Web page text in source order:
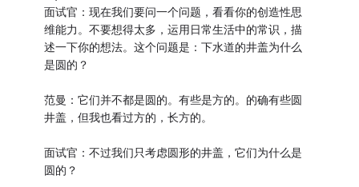
面试官：现在我们要问一个问题，看看你的创造性思
维能力。不要想得太多，运用日常生活中的常识，描
述一下你的想法。这个问题是：下水道的井盖为什么
是圆的？
范曼：它们并不都是圆的。有些是方的。的确有些圆
井盖，但我也看过方的，长方的。
面试官：不过我们只考虑圆形的井盖，它们为什么是
圆的？